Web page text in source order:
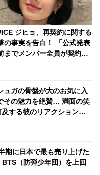
ジヒョ、再契約に関する
の事実を告白！ 「公式発表
までメンバー全員が契約を
にファン感動
ュガの骨盤が大のお気に入
その魅力を絶賛… 満面の笑
する彼のリアクションに
期に日本で最も売り上げた
（防弾少年団）を上回